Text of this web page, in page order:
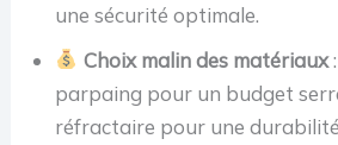
une sécurité optimale.
Choix malin des matériaux:
parpaing pour un budget
réfractaire pour une